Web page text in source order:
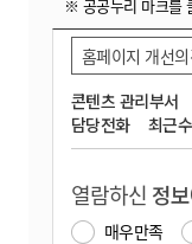
※ 공공누리 마크를
콘텐츠 관리부서
담당전화
최근
홈페이지 개선의
열람하신 정
매우만족